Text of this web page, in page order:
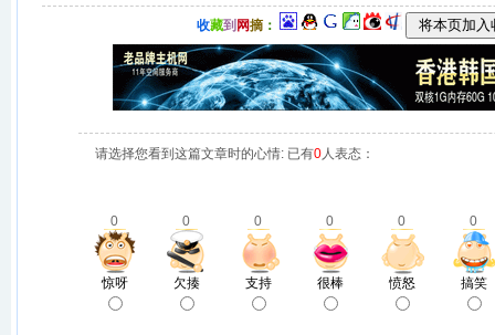
收藏到 网摘：
请选择您看到这篇文章时的心情: 已有0人表态：
0 0 0 0 0 0
惊呀 欠揍 支持 很棒 愤怒 搞笑